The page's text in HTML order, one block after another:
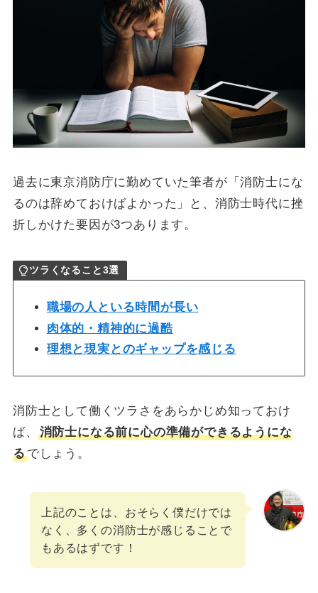
過去に東京消防庁に勤めていた筆者が「消防士にな
るのは辞めておけばよかった」と、消防士時代に挫
折しかけた要因が3つあります。
ツラくなること3選
職場の人といる時間が長い
肉体的・精神的に過酷
理想と現実とのギャップを感じる
消防士として働くツラさをあらかじめ知っておけ
ば、
消防士になる前に心の準備ができるようにな
るでしょう。
上記のことは、おそらく僕だけでは
なく、多くの消防士が感じることで
もあるはずです！